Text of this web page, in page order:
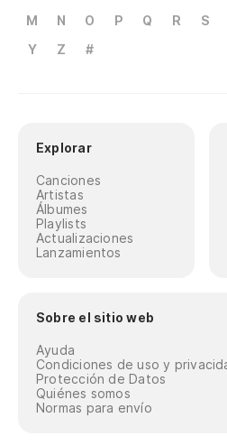
M
N O P Q R S
Y
Z #
Explorar
Canciones
Artistas
Álbumes
Playlists
Actualizaciones
Lanzamientos
Sobre el sitio web
Ayuda
Condiciones de uso y
Protección de Datos
Quiénes somos
Normas para envío